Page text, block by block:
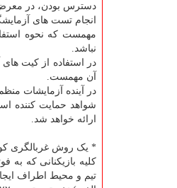
دسترس بودن، در معرض بودن کووید ۱۹،
انجام تست های
مهمست که نحوه
نباشد.
در استفاده از کیت
آن مهمست.
در آینده آزمایشات
شواهد حمایت کننده
ارائه خواهد شد.
* یک روش غربالگری کووید ۱۹ پیشنهادی به شرح
تیم و محیط اطراف